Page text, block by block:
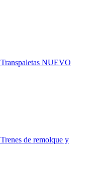
Transpaletas NUEVO
Trenes de remolque y